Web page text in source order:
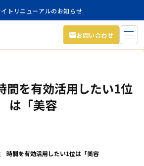
トリニューアルのお知らせ
お問い合わせ
を有効活用したい1位
は「美容
時間を有効活用したい1位は「美容